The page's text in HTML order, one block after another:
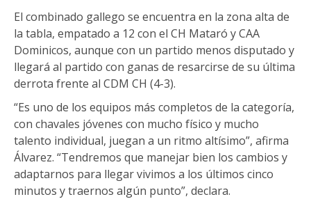
El combinado gallego se encuentra en la zona alta de
la tabla, empatado a 12 con el CH Mataró y CAA
Dominicos, aunque con un partido menos disputado y
llegará al partido con ganas de resarcirse de su última
derrota frente al CDM CH (4-3).
“Es uno de los equipos más completos de la categoría,
con chavales jóvenes con mucho físico y mucho
talento individual, juegan a un ritmo altísimo”, afirma
Álvarez. “Tendremos que manejar bien los cambios y
adaptarnos para llegar vivimos a los últimos cinco
minutos y traernos algún punto”, declara.